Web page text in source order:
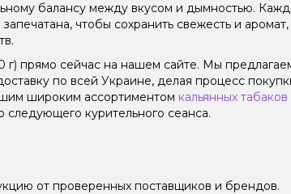
балансу между вкусом и дымностью.
чтобы сохранить свежесть и аромат,
прямо сейчас на нашем сайте. Мы
по всей Украине, делая процесс
широким ассортиментом кальянных табаков
курительного сеанса.
от проверенных поставщиков и брендов.